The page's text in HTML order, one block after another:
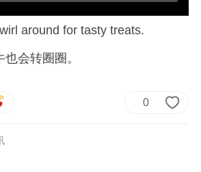
around for tasty treats.
会转圈圈。
0